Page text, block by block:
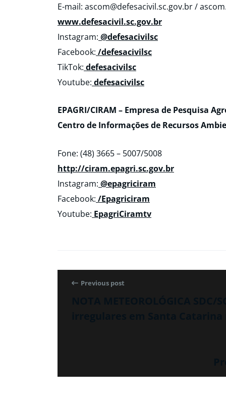
E-mail: ascom@defesacivil.sc.gov.br /
www.defesacivil.sc.gov.br
Instagram: @defesacivilsc
Facebook: /defesacivilsc
TikTok: defesacivilsc
Youtube: defesacivilsc
EPAGRI/CIRAM – Empresa de Pesquisa
Centro de Informações de Recursos
Fone: (48) 3665 – 5007/5008
http://ciram.epagri.sc.gov.br
Instagram: @epagriciram
Facebook: /Epagriciram
Youtube: EpagriCiramtv
Previous post